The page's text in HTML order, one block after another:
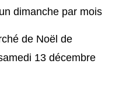
dimanche par mois
de Noël de
13 décembre